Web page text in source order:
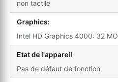
non tactile
Graphics:
Intel HD Graphics 4000: 32 MO
Etat de l'appareil
Pas de défaut de fonction